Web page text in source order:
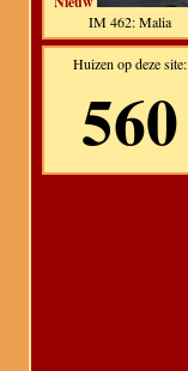
IM 462: Malia
Huizen op deze site:
560